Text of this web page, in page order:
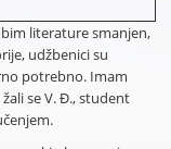
literature smanjen,
udžbenici su
potrebno. Imam
se V. Đ., student